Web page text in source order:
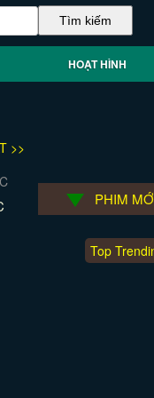
HOẠT HÌNH
>>
PHIM
Top